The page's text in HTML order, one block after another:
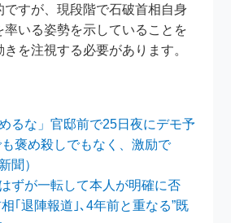
ですが、現段階で石破首相自身
率いる姿勢を示していることを
を注視する必要があります。
めるな」官邸前で25日夜にデモ予
褒め殺しでもなく、激励で
聞）
ずが一転して本人が明確に否
｢退陣報道｣､4年前と重なる”既